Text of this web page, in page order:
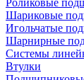
Роликовые
Шариковые
Игольчатые
Шарнирные
Системы
Втулки